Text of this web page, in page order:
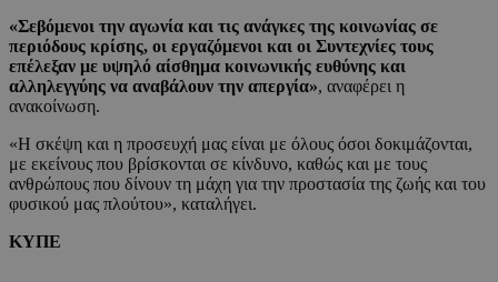
«Σεβόμενοι την αγωνία και τις ανάγκες της κοινωνίας σε
περιόδους κρίσης, οι εργαζόμενοι και οι Συντεχνίες τους
επέλεξαν με υψηλό αίσθημα κοινωνικής ευθύνης και
αλληλεγγύης να αναβάλουν την απεργία», αναφέρει η
ανακοίνωση.
«Η σκέψη και η προσευχή μας είναι με όλους όσοι δοκιμάζονται,
με εκείνους που βρίσκονται σε κίνδυνο, καθώς και με τους
ανθρώπους που δίνουν τη μάχη για την προστασία της ζωής και του
φυσικού μας πλούτου», καταλήγει.
ΚΥΠΕ